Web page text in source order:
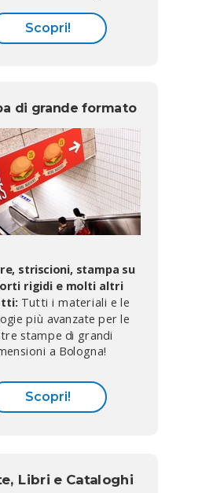
di grande formato
striscioni, stampa su
rigidi e molti altri
Tutti i materiali e le
più avanzate per le
stampe di grandi
a Bologna!
Scopri!
Scopri!
Libri e Cataloghi